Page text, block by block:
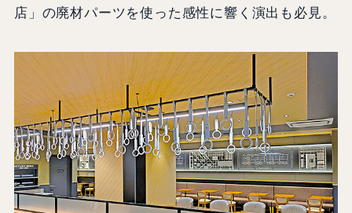
店」の廃材パーツを使った感性に響く演出も必見。